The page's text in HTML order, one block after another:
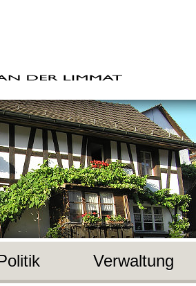
Verwaltung